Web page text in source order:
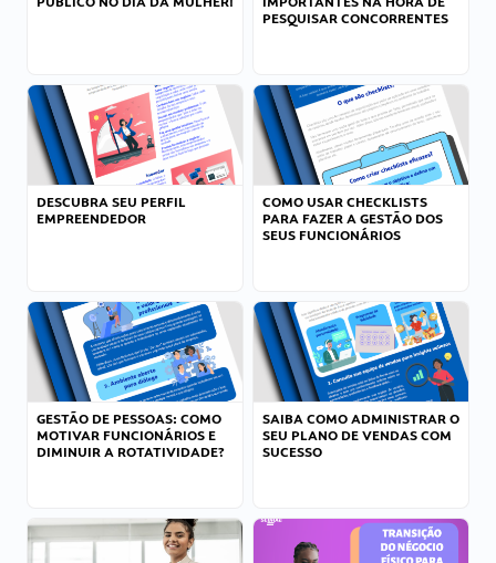
PESQUISAR CONCORRENTES
DESCUBRA SEU PERFIL
EMPREENDEDOR
COMO USAR CHECKLISTS
PARA FAZER A GESTÃO DOS
SEUS FUNCIONÁRIOS
GESTÃO DE PESSOAS: COMO
MOTIVAR FUNCIONÁRIOS E
DIMINUIR A ROTATIVIDADE?
SAIBA COMO ADMINISTRAR O
SEU PLANO DE VENDAS COM
SUCESSO